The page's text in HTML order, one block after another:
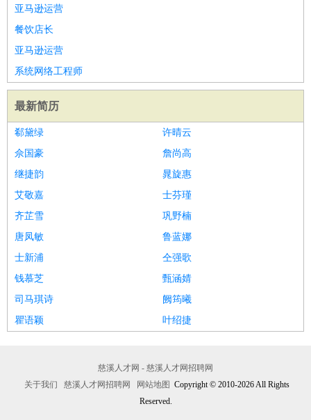
亚马逊运营
餐饮店长
亚马逊运营
系统网络工程师
最新简历
郗黛绿
许晴云
佘国豪
詹尚高
继捷韵
晁旋惠
艾敬嘉
士芬瑾
齐芷雪
巩野楠
唐凤敏
鲁蓝娜
士新浦
仝强歌
钱慕芝
甄涵婧
司马琪诗
阙筠曦
瞿语颖
叶绍捷
慈溪人才网 - 慈溪人才网招聘网
关于我们
慈溪人才网招聘网 网站地图 Copyright © 2010-2026 All Rights
Reserved.